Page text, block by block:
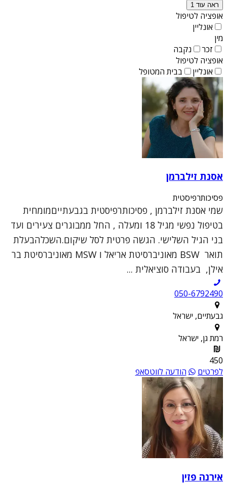
ראה עוד 1
אופציה לטיפול
אונליין
מין
זכר
נקבה
אופציה לטיפול
אונליין
בבית המטופל
אסנת זילברמן
פסיכותרפיסטית
שמי אסנת זילברמן , פסיכותרפיסטית בגבעתייםמומחית
בטיפול נפשי מגיל 18 ומעלה , החל ממבוגרים צעירים ועד
בני הגיל השלישי. הגשה פרטית לסל שיקום.השכלהבעלת
תואר BSW מאוניברסיטת אריאל ו MSW מאוניברסיטת בר
אילן, בעבודה סוציאלית ...
050-6792490
גבעתיים, ישראל
רמת גן, ישראל
450
לפרטים
הודעה לווטסאפ
אירנה פזין